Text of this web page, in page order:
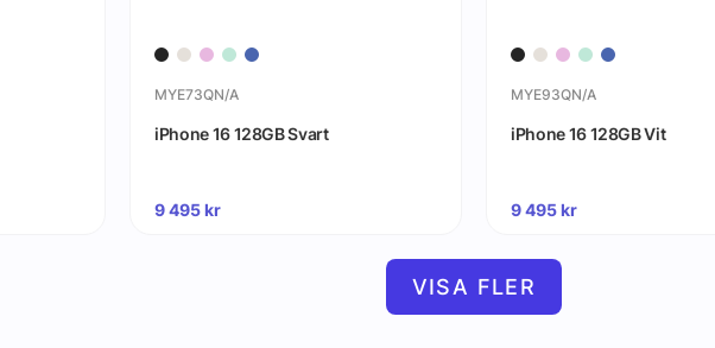
MYE73QN/A
iPhone 16 128GB Svart
9 495kr
MYE93QN/A
iPhone 16 128GB Vit
9 495kr
VISA FLER